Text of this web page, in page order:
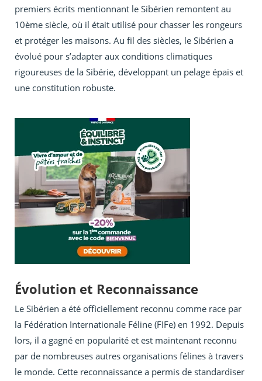
premiers écrits mentionnant le Sibérien remontent au
10ème siècle, où il était utilisé pour chasser les rongeurs
et protéger les maisons. Au fil des siècles, le Sibérien a
évolué pour s’adapter aux conditions climatiques
rigoureuses de la Sibérie, développant un pelage épais et
une constitution robuste.
Évolution et Reconnaissance
Le Sibérien a été officiellement reconnu comme race par
la Fédération Internationale Féline (FIFe) en 1992. Depuis
lors, il a gagné en popularité et est maintenant reconnu
par de nombreuses autres organisations félines à travers
le monde. Cette reconnaissance a permis de standardiser